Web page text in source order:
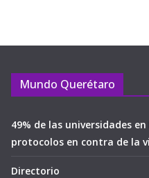
Mundo Querétaro
49% de las universidades
protocolos en contra de la
Directorio